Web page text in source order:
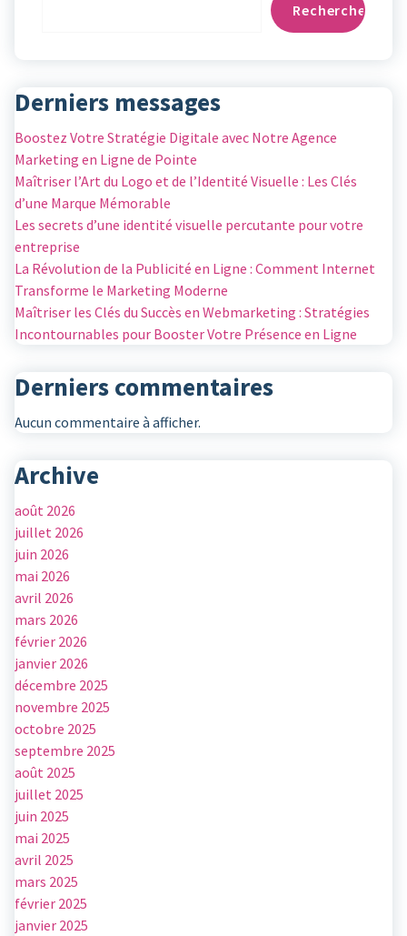
Rechercher
Derniers messages
Boostez Votre Stratégie Digitale avec Notre Agence
Marketing en Ligne de Pointe
Maîtriser l’Art du Logo et de l’Identité Visuelle : Les Clés
d’une Marque Mémorable
Les secrets d’une identité visuelle percutante pour votre
entreprise
La Révolution de la Publicité en Ligne : Comment Internet
Transforme le Marketing Moderne
Maîtriser les Clés du Succès en Webmarketing : Stratégies
Incontournables pour Booster Votre Présence en Ligne
Derniers commentaires
Aucun commentaire à afficher.
Archive
août 2026
juillet 2026
juin 2026
mai 2026
avril 2026
mars 2026
février 2026
janvier 2026
décembre 2025
novembre 2025
octobre 2025
septembre 2025
août 2025
juillet 2025
juin 2025
mai 2025
avril 2025
mars 2025
février 2025
janvier 2025